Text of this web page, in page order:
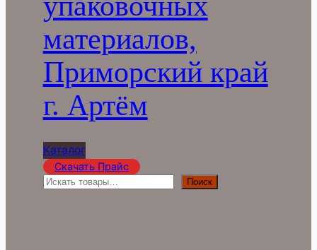
материалов,
Приморский край
г. Артём
Каталог
Скачать Прайс
П
Поиск